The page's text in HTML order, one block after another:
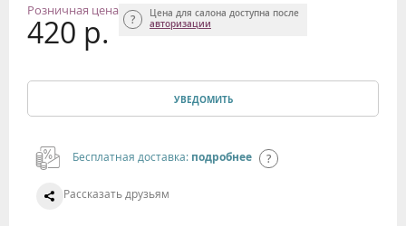
Розничная цена
420 р.
Цена для салона доступна после
авторизации
УВЕДОМИТЬ
Бесплатная доставка: подробнее
Рассказать друзьям